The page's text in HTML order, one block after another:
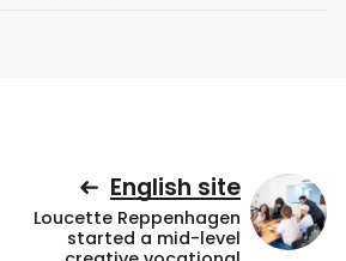
English site
Loucette Reppenhagen
started a mid-level